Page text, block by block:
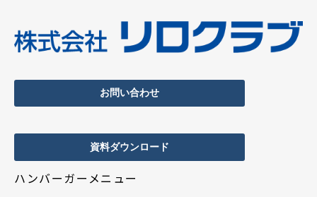
お問い合わせ
資料ダウンロード
ハンバーガーメニュー